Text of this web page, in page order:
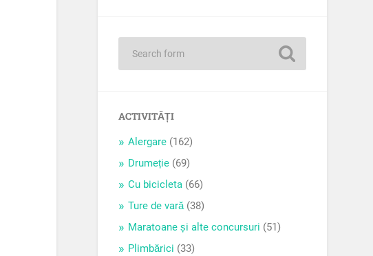
ACTIVITĂȚI
Alergare (162)
Drumeție (69)
Cu bicicleta (66)
Ture de vară(38)
Maratoane și alte concursuri (51)
Plimbărici (33)